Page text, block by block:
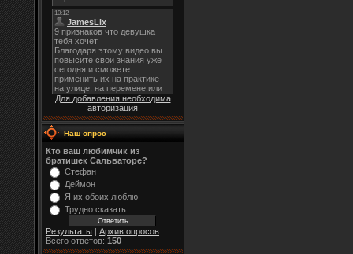
Для добавления необходима
авторизация
Наш опрос
Кто ваш любимчик из
братишек Сальваторе?
Стефан
Деймон
Я их обоих люблю
Трудно сказать
Результаты
Архив опросов
Всего ответов: 150